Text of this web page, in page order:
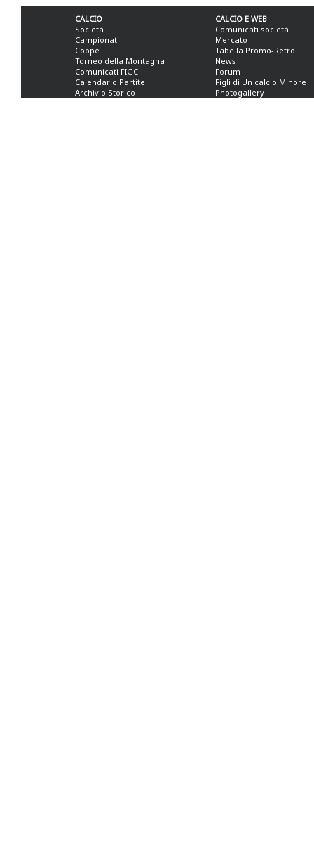
CALCIO
Società
Campionati
Coppe
Torneo della Montagna
Comunicati FIGC
Calendario Partite
Archivio Storico
CALCIO E WEB
Comunicati società
Mercato
Tabella Promo-Retro
News
Forum
Figli di Un calcio Minore
Photogallery